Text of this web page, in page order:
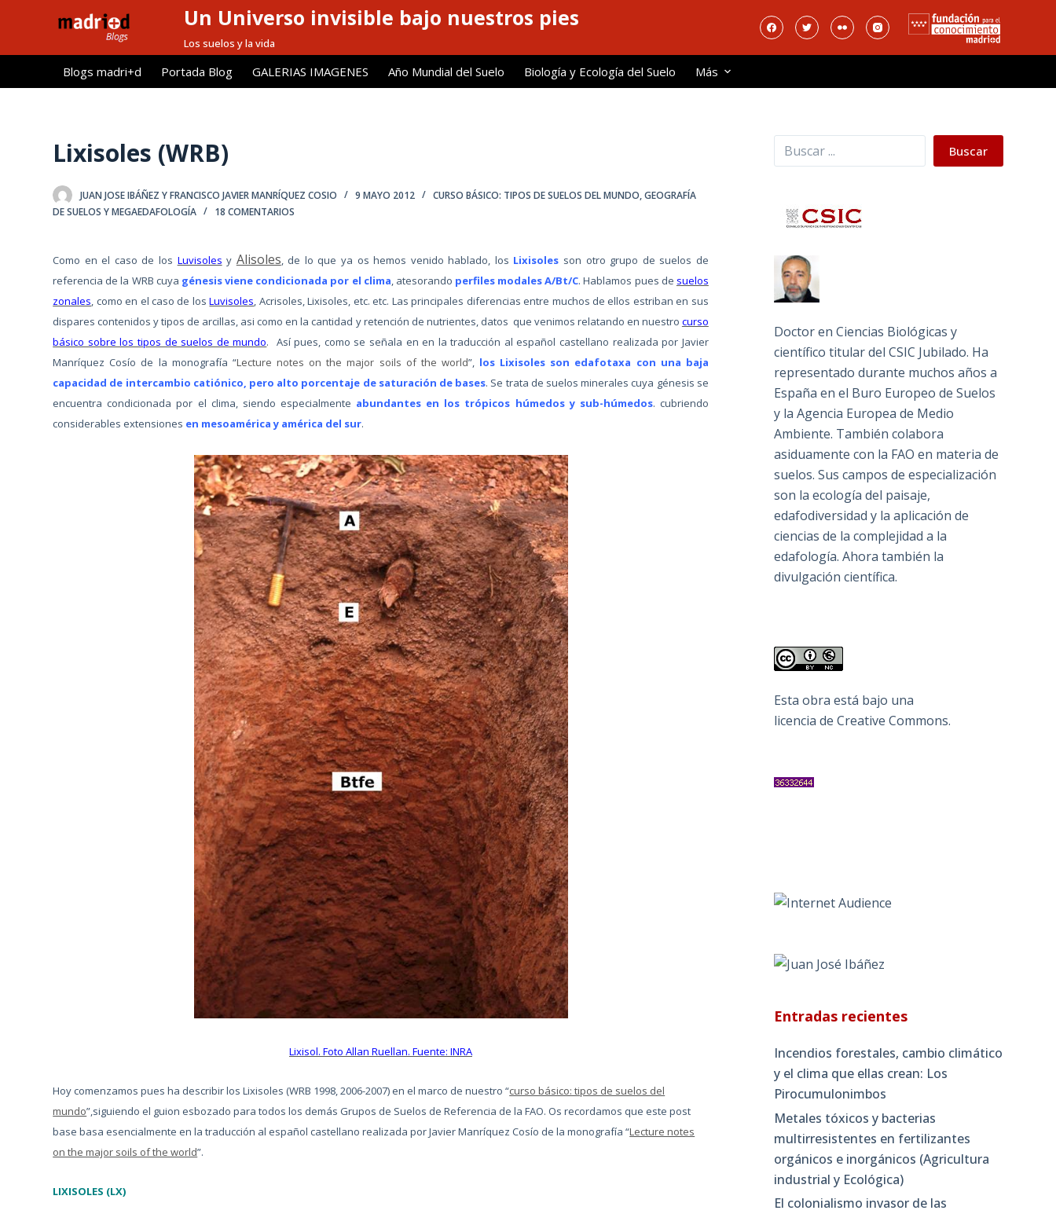
l
Un Universo invisible bajo nuestros pies
Los suelos y la vida
Blogs madri+d Portada Blog GALERIAS IMAGENES Año Mundial del Suelo Biología y Ecología del Suelo Más
Lixisoles (WRB)
JUAN JOSE IBÁÑEZ Y FRANCISCO JAVIER MANRÍQUEZ COSIO 9 MAYO 2012 CURSO BÁSICO: TIPOS DE SUELOS DEL MUNDO,GEOGRAFÍA
DE SUELOS Y MEGAEDAFOLOGÍA
18 COMENTARIOS
Como en el caso de los Luvisoles y Alisoles, de lo que ya os hemos venido hablado, los Lixisoles son otro grupo de suelos de
referencia de la WRB cuya génesis viene condicionada por el clima, atesorando perfiles modales A/Bt/C. Hablamos pues de suelos
zonales, como en el caso de losLuvisoles, Acrisoles, Lixisoles, etc. etc. Las principales diferencias entre muchos de ellos estriban en sus
dispares contenidos y tipos de arcillas, asi como en la cantidad y retención de nutrientes, datos que venimos relatando en nuestro curso
básico sobre los tipos de suelos de mundo. Así pues, como se señala en en la traducción al español castellano realizada por Javier
Manríquez Cosío de la monografía “Lecture notes on the major soils of the world”, los Lixisoles son edafotaxa con una baja
capacidad de intercambio catiónico, pero alto porcentaje de saturación de bases. Se trata de suelos minerales cuya génesis se
encuentra condicionada por el clima, siendo especialmente abundantes en los trópicos húmedos y sub-húmedos. cubriendo
considerables extensiones en mesoamérica y américa del sur.
Lixisol. Foto Allan Ruellan. Fuente: INRA
Hoy comenzamos pues ha describir los Lixisoles (WRB 1998, 2006-2007) en el marco de nuestro “curso básico: tipos de suelos del
mundo”,siguiendo el guion esbozado para todos los demás Grupos de Suelos de Referencia de la FAO. Os recordamos que este post
base basa esencialmente en la traducción al español castellano realizada por Javier Manríquez Cosío de la monografía “Lecture notes
on the major soils of the world”.
LIXISOLES (LX)
Buscar Buscar
Doctor en Ciencias Biológicas y
científico titular del CSIC Jubilado. Ha
representado durante muchos años a
España en el Buro Europeo de Suelos
y la Agencia Europea de Medio
Ambiente. También colabora
asiduamente con la FAO en materia de
suelos. Sus campos de especialización
son la ecología del paisaje,
edafodiversidad y la aplicación de
ciencias de la complejidad a la
edafología. Ahora también la
divulgación científica.
Esta obra está bajo una
licencia de Creative Commons.
Entradas recientes
Incendios forestales, cambio climático
y el clima que ellas crean: Los
Pirocumulonimbos
Metales tóxicos y bacterias
multirresistentes en fertilizantes
orgánicos e inorgánicos (Agricultura
industrial y Ecológica)
El colonialismo invasor de las